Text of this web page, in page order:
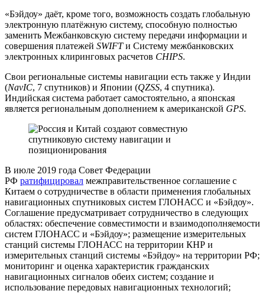
«Бэйдоу» даёт, кроме того, возможность создать глобальную
электронную платёжную систему, способную полностью
заменить Межбанковскую систему передачи информации и
совершения платежей SWIFTи Систему межбанковских
электронных клиринговых расчетов CHIPS.
Свои региональные системы навигации есть также у Индии
(NavIC, 7 спутников) и Японии (QZSS, 4 спутника).
Индийская система работает самостоятельно, а японская
является региональным дополнением к американской GPS.
В июле 2019 года Совет Федерации
РФ ратифицировал межправительственное соглашение с
Китаем о сотрудничестве в области применения глобальных
навигационных спутниковых систем ГЛОНАСС и «Бэйдоу».
Соглашение предусматривает сотрудничество в следующих
областях: обеспечение совместимости и взаимодополняемости
систем ГЛОНАСС и «Бэйдоу»; размещение измерительных
станций системы ГЛОНАСС на территории КНР и
измерительных станций системы «Бэйдоу» на территории РФ;
мониторинг и оценка характеристик гражданских
навигационных сигналов обеих систем; создание и
использование передовых навигационных технологий;